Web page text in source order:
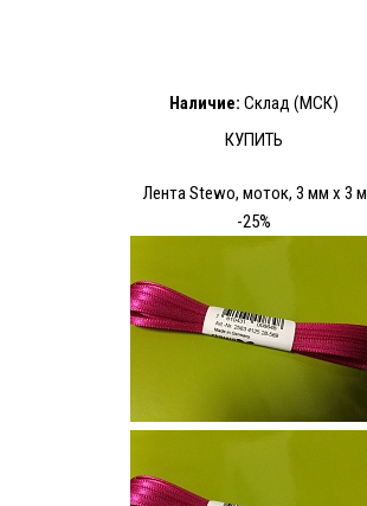
Наличие: Склад (МСК)
КУПИТЬ
Лента Stewo, моток, 3 мм х 3 м
-25%